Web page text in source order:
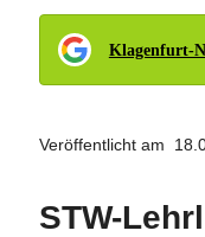
Klagenfurt-
Veröffentlicht am
STW-